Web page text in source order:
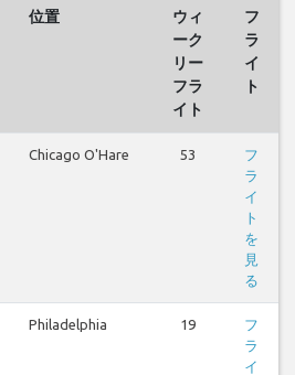
位置
ウィ
ーク
リー
フラ
イト
フ
ラ
イ
ト
Chicago O'Hare 53
フ
ラ
イ
ト
を
見
る
Philadelphia 19
フ
ラ
イ